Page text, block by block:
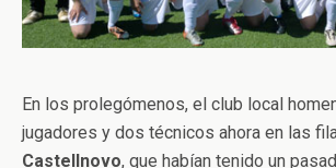
En los prolegómenos, el club local
jugadores y dos técnicos ahora en las
Castellnovo, que habían tenido un